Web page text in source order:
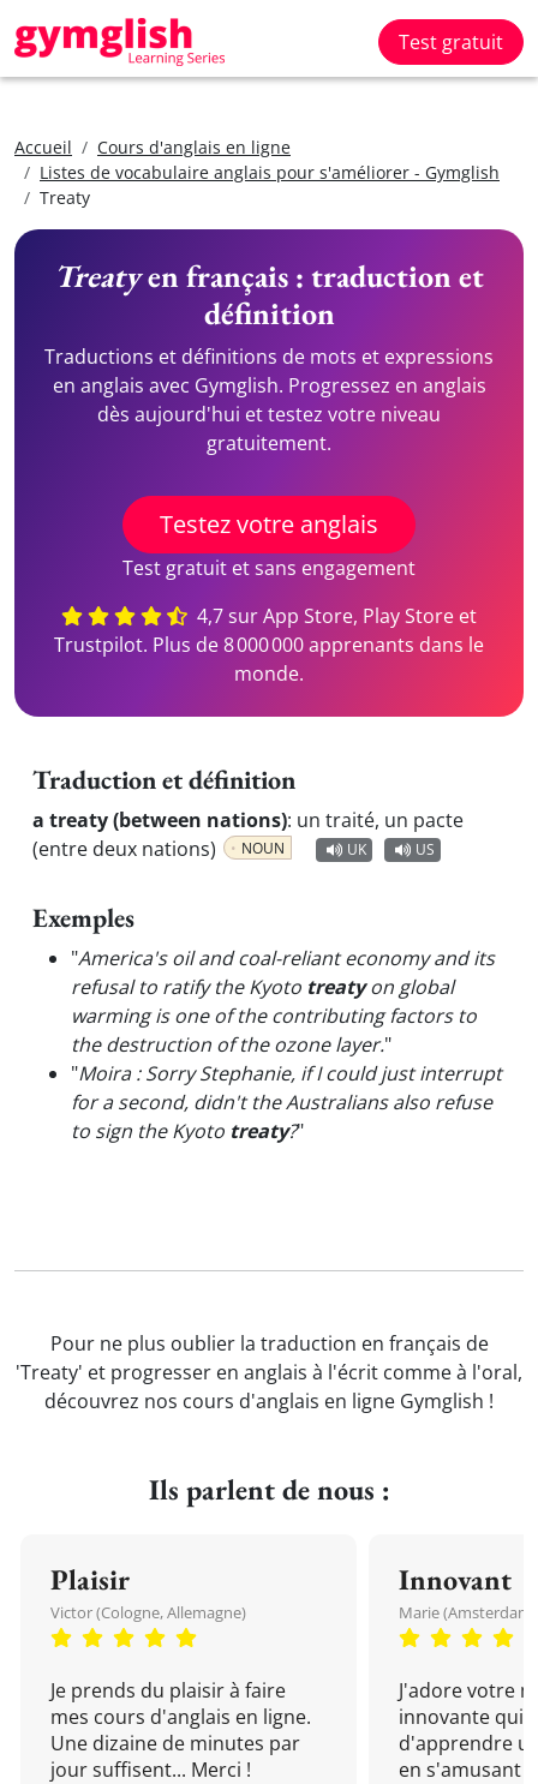
Test gratuit
Accueil
Cours d'anglais en ligne
Listes de vocabulaire anglais pour s'améliorer - Gymglish
Treaty
Treatyen français : traduction et
définition
Traductions et définitions de mots et expressions
en anglais avec Gymglish. Progressez en anglais
dès aujourd'hui et testez votre niveau
gratuitement.
Testez votre anglais
Test gratuit et sans engagement
4,7 sur App Store, Play Store et
Trustpilot. Plus de 8 000 000 apprenants dans le
monde.
Traduction et définition
a treaty (between nations): un traité, un pacte
(entre deux nations)
NOUN UK US
Exemples
"America's oil and coal-reliant economy and its
refusal to ratify the Kyoto treatyon global
warming is one of the contributing factors to
the destruction of the ozone layer."
"Moira : Sorry Stephanie, if I could just interrupt
for a second, didn't the Australians also refuse
to sign the Kyoto treaty?"
Pour ne plus oublier la traduction en français de
'Treaty' et progresser en anglais à l'écrit comme à l'oral,
découvrez nos cours d'anglais en ligne Gymglish !
Ils parlent de nous :
Plaisir
Victor (Cologne, Allemagne)
Je prends du plaisir à faire
mes cours d'anglais en ligne.
Une dizaine de minutes par
jour suffisent... Merci !
Innovant
Marie (Amsterdam,
J'adore votre
innovante qui
d'apprendre
en s'amusant !